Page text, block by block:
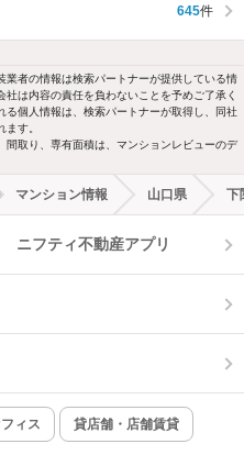
645件
業者の情報は検索パートナーが提供している情
は内容の責任を負わないことを予めご了承く
個人情報は、検索パートナーが取得し、同社
す。
取り、専有面積は、マンションレビューのデ
マンション情報 山口県 下
ニフティ不動産アプリ
ィス 貸店舗・店舗賃貸